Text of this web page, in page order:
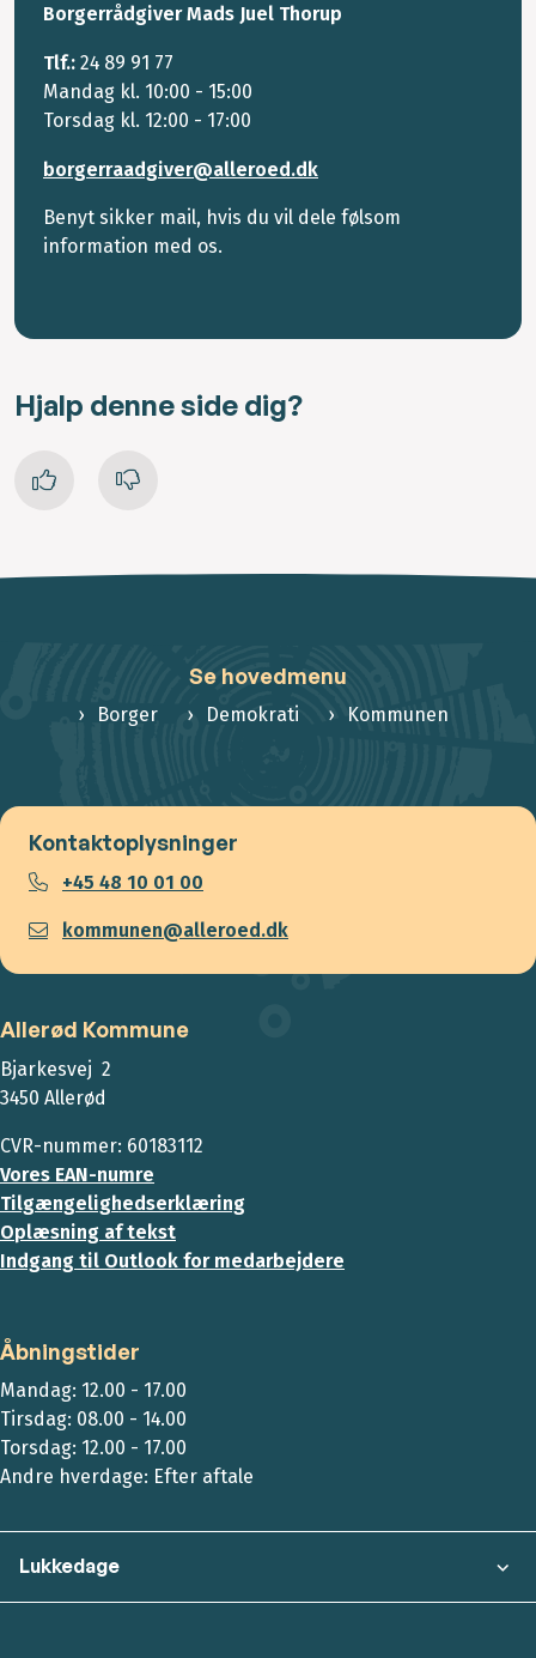
Borgerrådgiver Mads Juel Thorup
Tlf.: 24 89 91 77
Mandag kl. 10:00 - 15:00
Torsdag kl. 12:00 - 17:00
borgerraadgiver@alleroed.dk
Benyt sikker mail, hvis du vil dele følsom
information med os.
Hjalp denne side dig?
Se hovedmenu
Borger Demokrati Kommunen
Kontaktoplysninger
+45 48 10 01 00
kommunen@alleroed.dk
Allerød Kommune
Bjarkesvej 2
3450 Allerød
CVR-nummer: 60183112
Vores EAN-numre
Tilgængelighedserklæring
Oplæsning af tekst
Indgang til Outlook for medarbejdere
Åbningstider
Mandag: 12.00 - 17.00
Tirsdag: 08.00 - 14.00
Torsdag: 12.00 - 17.00
Andre hverdage: Efter aftale
Lukkedage